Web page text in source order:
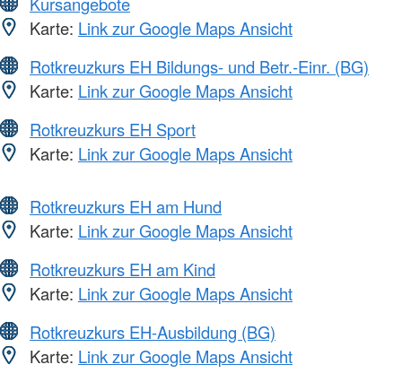
Karte: Link zur Google Maps Ansicht
Rotkreuzkurs EH Bildungs- und Betr.-Einr. (BG)
Karte: Link zur Google Maps Ansicht
Rotkreuzkurs EH Sport
Karte: Link zur Google Maps Ansicht
Rotkreuzkurs EH am Hund
Karte: Link zur Google Maps Ansicht
Rotkreuzkurs EH am Kind
Karte: Link zur Google Maps Ansicht
Rotkreuzkurs EH-Ausbildung (BG)
Karte: Link zur Google Maps Ansicht